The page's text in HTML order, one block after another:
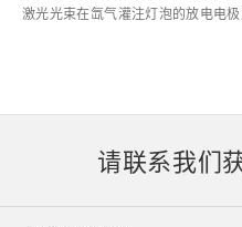
激光光束在氙气灌注灯泡的放电电
请联系我们